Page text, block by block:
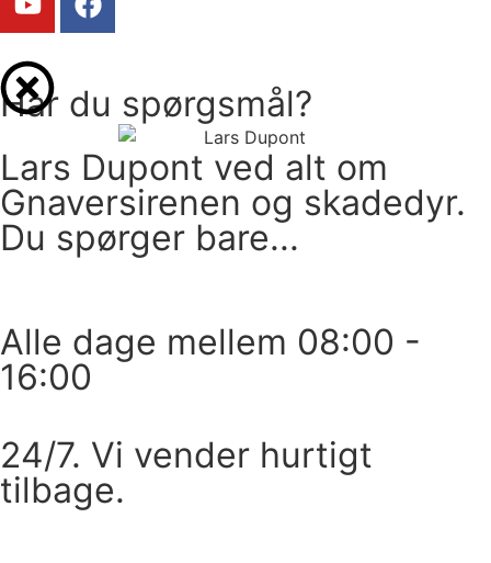
Har du spørgsmål?
Lars Dupont ved alt om
Gnaversirenen og skadedyr.
Du spørger bare...
Alle dage mellem 08:00 -
16:00
24/7. Vi vender hurtigt
tilbage.